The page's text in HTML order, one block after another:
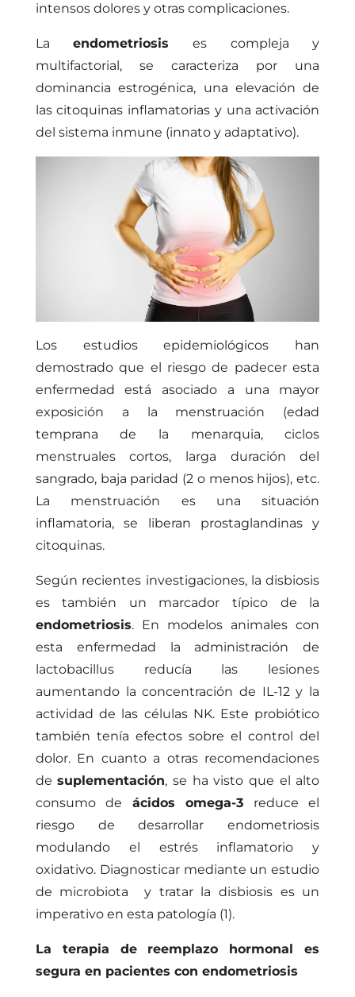
intensos dolores y otras complicaciones.
Laendometriosis es compleja y
multifactorial, se caracteriza por una
dominancia estrogénica, una elevación de
las citoquinas inflamatorias y una activación
del sistema inmune (innato y adaptativo).
Los estudios epidemiológicos han
demostrado que el riesgo de padecer esta
enfermedad está asociado a una mayor
exposición a la menstruación (edad
temprana de la menarquia, ciclos
menstruales cortos, larga duración del
sangrado, baja paridad (2 o menos hijos), etc.
La menstruación es una situación
inflamatoria, se liberan prostaglandinas y
citoquinas.
Según recientes investigaciones, la disbiosis
es también un marcador típico de la
endometriosis. En modelos animales con
esta enfermedad la administración de
lactobacillus reducía las lesiones
aumentando la concentración de IL-12 y la
actividad de las células NK. Este probiótico
también tenía efectos sobre el control del
dolor. En cuanto a otras recomendaciones
desuplementación, se ha visto que el alto
consumo de ácidos omega-3 reduce el
riesgo de desarrollar endometriosis
modulando el estrés inflamatorio y
oxidativo. Diagnosticar mediante un estudio
de microbiota y tratar la disbiosis es un
imperativo en esta patología (1).
La terapia de reemplazo hormonal es
segura en pacientes con endometriosis